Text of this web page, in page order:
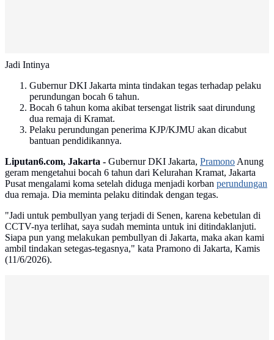
Jadi Intinya
Gubernur DKI Jakarta minta tindakan tegas terhadap pelaku
perundungan bocah 6 tahun.
Bocah 6 tahun koma akibat tersengat listrik saat dirundung
dua remaja di Kramat.
Pelaku perundungan penerima KJP/KJMU akan dicabut
bantuan pendidikannya.
Liputan6.com, Jakarta - Gubernur DKI Jakarta, PramonoAnung
geram mengetahui bocah 6 tahun dari Kelurahan Kramat, Jakarta
Pusat mengalami koma setelah diduga menjadi korban perundungan
dua remaja. Dia meminta pelaku ditindak dengan tegas.
"Jadi untuk pembullyan yang terjadi di Senen, karena kebetulan di
CCTV-nya terlihat, saya sudah meminta untuk ini ditindaklanjuti.
Siapa pun yang melakukan pembullyan di Jakarta, maka akan kami
ambil tindakan setegas-tegasnya," kata Pramono di Jakarta, Kamis
(11/6/2026).